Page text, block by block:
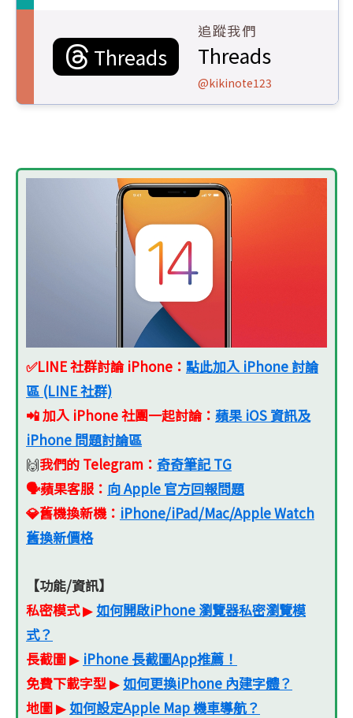
Threads
追蹤我們
Threads
@kikinote123
✅LINE 社群討論 iPhone： 點此加入 iPhone 討論
區 (LINE 社群)
📲 加入 iPhone 社團一起討論： 蘋果 iOS 資訊及
iPhone 問題討論區
🙌我們的 Telegram： 奇奇筆記 TG
🗣️蘋果客服 ： 向 Apple 官方回報問題
💎舊機換新機： iPhone/iPad/Mac/Apple Watch
舊換新價格
【功能/資訊】
私密模式▶ 如何開啟iPhone 瀏覽器私密瀏覽模
式？
長截圖▶ iPhone 長截圖App推薦！
免費下載字型▶ 如何更換iPhone 內建字體？
地圖▶ 如何設定Apple Map 機車導航？